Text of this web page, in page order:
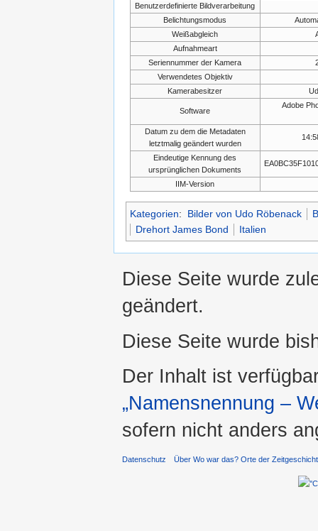
Benutzerdefinierte Bildverarbeitung
Belichtungsmodus
Weißabgleich
Aufnahmeart
Seriennummer der Kamera
Verwendetes Objektiv
Kamerabesitzer
Software
Adobe
Datum zu dem die Metadaten
letztmalig geändert wurden
Eindeutige Kennung des
ursprünglichen Dokuments
IIM-Version
Kategorien: Bilder von Udo Röbenack
Drehort James Bond
Italien
Diese Seite wurde
geändert.
Diese Seite wurde
Der Inhalt ist
„Namensnennung –
sofern nicht anders
Datenschutz Über Wo war das? Orte der